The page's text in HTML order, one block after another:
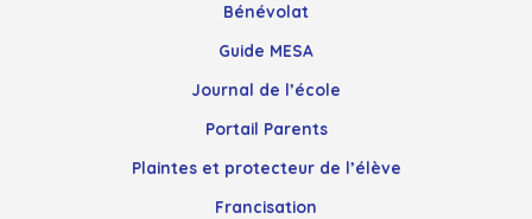
Bénévolat
Guide MESA
Journal de l’école
Portail Parents
Plaintes et protecteur de l’élève
Francisation